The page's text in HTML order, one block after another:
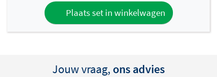
Plaats set in winkelwagen
Jouw vraag, ons advies